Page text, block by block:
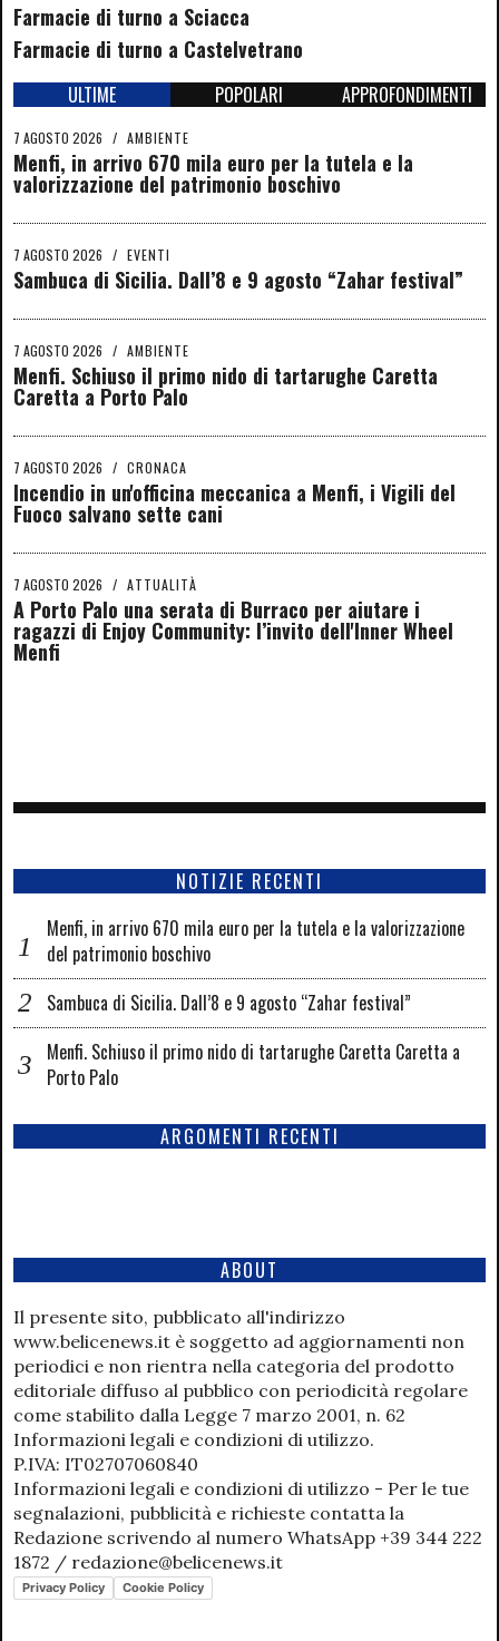
Farmacie di turno a Sciacca
Farmacie di turno a Castelvetrano
ULTIME POPOLARI APPROFONDIMENTI
7 AGOSTO 2026 / AMBIENTE
Menfi, in arrivo 670 mila euro per la tutela e la
valorizzazione del patrimonio boschivo
7 AGOSTO 2026 / EVENTI
Sambuca di Sicilia. Dall’8 e 9 agosto “Zahar festival”
7 AGOSTO 2026 / AMBIENTE
Menfi. Schiuso il primo nido di tartarughe Caretta
Caretta a Porto Palo
7 AGOSTO 2026 / CRONACA
Incendio in un'officina meccanica a Menfi, i Vigili del
Fuoco salvano sette cani
7 AGOSTO 2026 / ATTUALITÀ
A Porto Palo una serata di Burraco per aiutare i
ragazzi di Enjoy Community: l’invito dell'Inner Wheel
Menfi
NOTIZIE RECENTI
Menfi, in arrivo 670 mila euro per la tutela e la valorizzazione
del patrimonio boschivo
Sambuca di Sicilia. Dall’8 e 9 agosto “Zahar festival”
Menfi. Schiuso il primo nido di tartarughe Caretta Caretta a
Porto Palo
ARGOMENTI RECENTI
ABOUT
Il presente sito, pubblicato all'indirizzo
www.belicenews.it è soggetto ad aggiornamenti non
periodici e non rientra nella categoria del prodotto
editoriale diffuso al pubblico con periodicità regolare
come stabilito dalla Legge 7 marzo 2001, n. 62
Informazioni legali e condizioni di utilizzo.
P.IVA: IT02707060840
Informazioni legali e condizioni di utilizzo - Per le tue
segnalazioni, pubblicità e richieste contatta la
Redazione scrivendo al numero WhatsApp +39 344 222
1872 / redazione@belicenews.it
Privacy Policy Cookie Policy